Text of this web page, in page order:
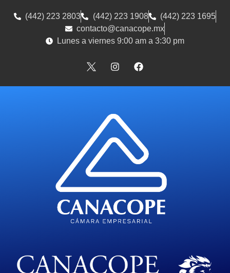
(442) 223 2803 (442) 223 1908
(442) 223 1695
contacto@canacope.mx
Lunes a viernes 9:00 am a 3:30 pm